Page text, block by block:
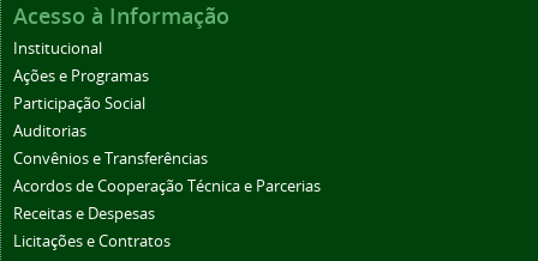
Acesso à Informação
Institucional
Ações e Programas
Participação Social
Auditorias
Convênios e Transferências
Acordos de Cooperação Técnica e Parcerias
Receitas e Despesas
Licitações e Contratos